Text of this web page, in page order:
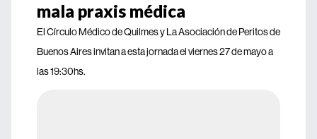
mala praxis médica
El Círculo Médico de Quilmes y La Asociación de Peritos de
Buenos Aires invitan a esta jornada el viernes 27 de mayo a
las 19:30hs.